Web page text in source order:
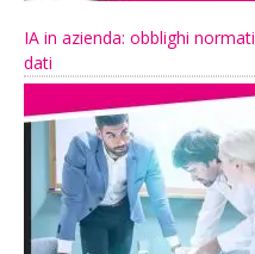
IA in azienda: obblighi
dati